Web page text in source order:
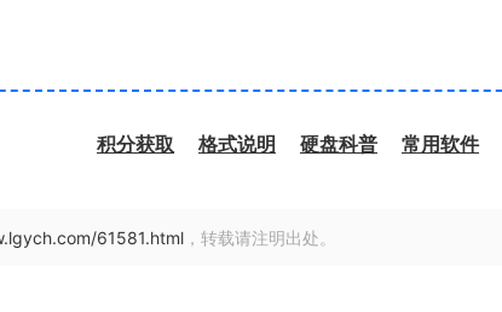
积分获取 格式说明 硬盘科普 常用软件
61581.html ，转载请注明出处。